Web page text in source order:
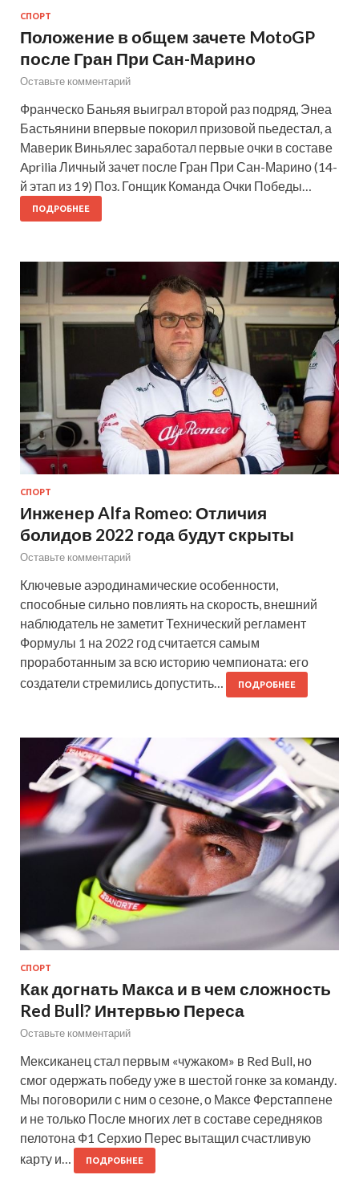
СПОРТ
Положение в общем зачете MotoGP
после Гран При Сан-Марино
Оставьте комментарий
Франческо Баньяя выиграл второй раз подряд, Энеа
Бастьянини впервые покорил призовой пьедестал, а
Маверик Виньялес заработал первые очки в составе
Aprilia Личный зачет после Гран При Сан-Марино (14-
й этап из 19) Поз. Гонщик Команда Очки Победы…
ПОДРОБНЕЕ
СПОРТ
Инженер Alfa Romeo: Отличия
болидов 2022 года будут скрыты
Оставьте комментарий
Ключевые аэродинамические особенности,
способные сильно повлиять на скорость, внешний
наблюдатель не заметит Технический регламент
Формулы 1 на 2022 год считается самым
проработанным за всю историю чемпионата: его
создатели стремились допустить…
ПОДРОБНЕЕ
СПОРТ
Как догнать Макса и в чем сложность
Red Bull? Интервью Переса
Оставьте комментарий
Мексиканец стал первым «чужаком» в Red Bull, но
смог одержать победу уже в шестой гонке за команду.
Мы поговорили с ним о сезоне, о Максе Ферстаппене
и не только После многих лет в составе середняков
пелотона Ф1 Серхио Перес вытащил счастливую
карту и…
ПОДРОБНЕЕ